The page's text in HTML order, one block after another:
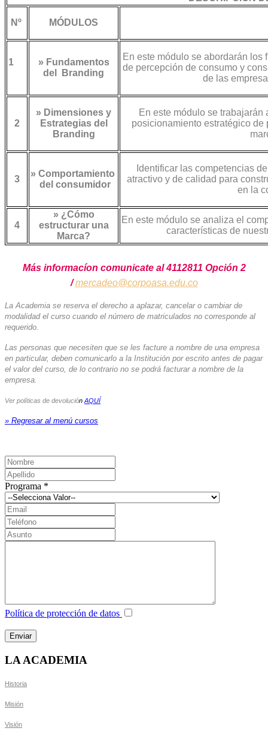
Nº MÓDULOS
1
» Fundamentos
del Branding
En este módulo se abordarán
de percepción de consumo y
de las
2
» Dimensiones y
Estrategias del
Branding
En este módulo se
posicionamiento estratégico
3
» Comportamiento
del consumidor
Identificar las competencias
atractivo y de calidad para
en la
4
» ¿Cómo
estructurar una
Marca?
En este módulo se analiza el
características de
Más informacíon comunicate al 4112811 Opción 2
/ mercadeo@corpoasa.edu.co
La Academia se reserva el derecho a aplazar, cancelar o cambiar de
modalidad el curso cuando el número de matriculados no corresponde al
requerido.
Las personas que necesiten que se les facture a nombre de una empresa
en particular, deben comunicarlo a la Institución por escrito antes de pagar
el valor del curso, de lo contrario no se podrá facturar a nombre de la
empresa.
Ver políticas de devolución AQUÍ
» Regresar al menú cursos
Programa *
Política de protección de datos
LA ACADEMIA
Historia
Misión
Visión